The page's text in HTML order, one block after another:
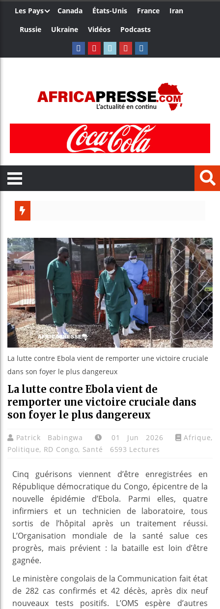
Les Pays Canada États-Unis France
Iran
Russie
Ukraine Vidéos Podcasts
Canada
La lutte contre Ebola vient de remporter une victoire cruciale
dans son foyer le plus dangereux
La lutte contre Ebola vient de
remporter une victoire cruciale dans
son foyer le plus dangereux
Patrick Babingwa 01 Jun 2026 Afrique,
Politique, RD Congo, Santé 6593 Lectures
Cinq guérisons viennent d’être enregistrées en
République démocratique du Congo, épicentre de la
nouvelle épidémie d’Ebola. Parmi elles, quatre
infirmiers et un technicien de laboratoire, tous
sortis de l’hôpital après un traitement réussi.
L’Organisation mondiale de la santé salue ces
progrès, mais prévient : la bataille est loin d’être
gagnée.
Le ministère congolais de la Communication fait état
de 282 cas confirmés et 42 décès, après dix neuf
nouveaux tests positifs. L’OMS espère d’autres